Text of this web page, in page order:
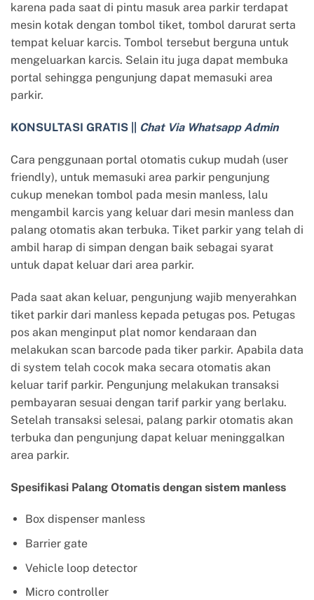
karena pada saat di pintu masuk area parkir terdapat
mesin kotak dengan tombol tiket, tombol darurat serta
tempat keluar karcis. Tombol tersebut berguna untuk
mengeluarkan karcis. Selain itu juga dapat membuka
portal sehingga pengunjung dapat memasuki area
parkir.
KONSULTASI GRATIS || Chat Via Whatsapp Admin
Cara penggunaan portal otomatis cukup mudah (user
friendly), untuk memasuki area parkir pengunjung
cukup menekan tombol pada mesin manless, lalu
mengambil karcis yang keluar dari mesin manless dan
palang otomatis akan terbuka. Tiket parkir yang telah di
ambil harap di simpan dengan baik sebagai syarat
untuk dapat keluar dari area parkir.
Pada saat akan keluar, pengunjung wajib menyerahkan
tiket parkir dari manless kepada petugas pos. Petugas
pos akan menginput plat nomor kendaraan dan
melakukan scan barcode pada tiker parkir. Apabila data
di system telah cocok maka secara otomatis akan
keluar tarif parkir. Pengunjung melakukan transaksi
pembayaran sesuai dengan tarif parkir yang berlaku.
Setelah transaksi selesai, palang parkir otomatis akan
terbuka dan pengunjung dapat keluar meninggalkan
area parkir.
Spesifikasi Palang Otomatis dengan sistem manless
Box dispenser manless
Barrier gate
Vehicle loop detector
Micro controller